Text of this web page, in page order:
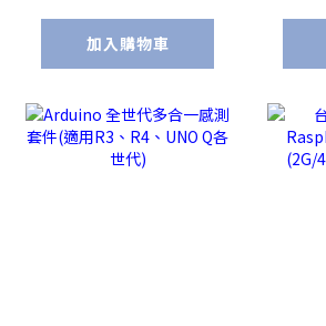
加入購物車